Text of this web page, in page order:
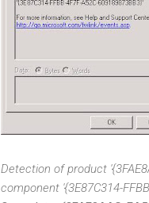
Detection of product
component '{3E87C314-